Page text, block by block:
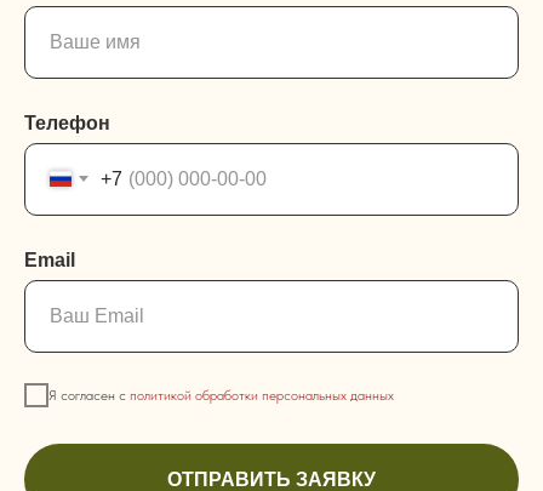
Телефон
+7
Email
Я согласен с политикой обработки персональных данных
ОТПРАВИТЬ ЗАЯВКУ